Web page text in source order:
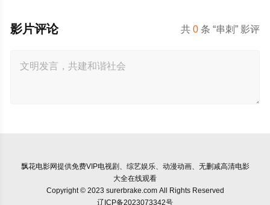
共0 条 “串刺” 影评
影片评论
飘花电影网提供免费VIP电视剧、综艺娱乐、动漫动画、无删减高清电影
大全在线观看
Copyright © 2023 surerbrake.com All Rights Reserved
辽ICP备2023073342号